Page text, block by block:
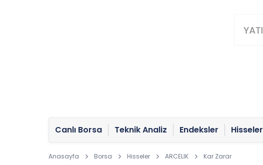
Canlı Borsa Teknik Analiz Endeksler Hisseler
Anasayfa Borsa Hisseler ARCELIK Kar Zarar